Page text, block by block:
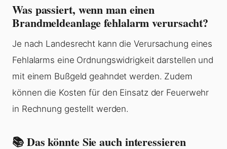
Was passiert, wenn man einen
Brandmeldeanlage fehlalarm verursacht?
Je nach Landesrecht kann die Verursachung eines
Fehlalarms eine Ordnungswidrigkeit darstellen und
mit einem Bußgeld geahndet werden. Zudem
können die Kosten für den Einsatz der Feuerwehr
in Rechnung gestellt werden.
📚 Das könnte Sie auch interessieren